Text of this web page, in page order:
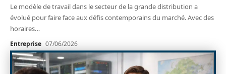
Le modèle de travail dans le secteur de la grande distribution a
évolué pour faire face aux défis contemporains du marché. Avec des
horaires…
Entreprise 07/06/2026